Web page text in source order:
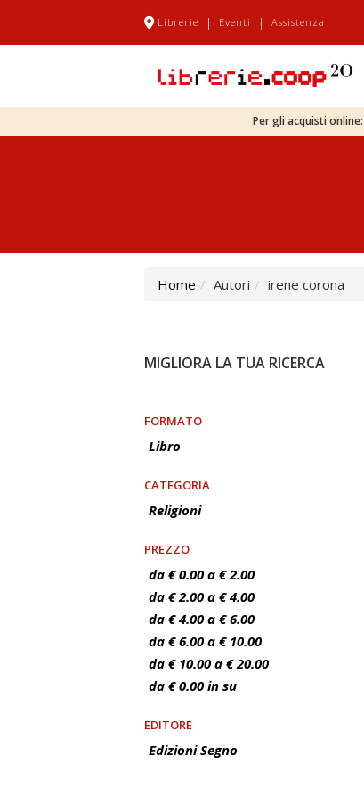
Librerie | Eventi | Assistenza
Per gli acquisti
Home Autori irene corona
MIGLIORA LA TUA RICERCA
FORMATO
Libro
CATEGORIA
Religioni
PREZZO
da € 0.00 a € 2.00
da € 2.00 a € 4.00
da € 4.00 a € 6.00
da € 6.00 a € 10.00
da € 10.00 a € 20.00
da € 0.00 in su
EDITORE
Edizioni Segno